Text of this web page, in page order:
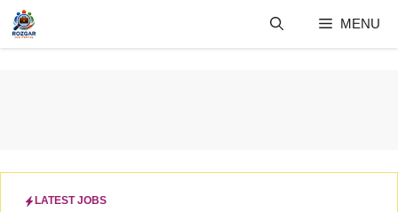
Skip
content
MENU
LATEST JOBS